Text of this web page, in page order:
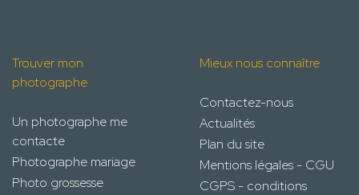
Trouver mon
photographe
Un photographe me
contacte
Photographe mariage
Photo grossesse
Mieux nous connaître
Contactez-nous
Actualités
Plan du site
Mentions légales - CGU
CGPS - conditions